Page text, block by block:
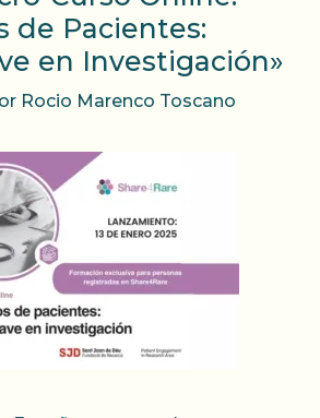
de Pacientes:
en Investigación»
Rocio Marenco Toscano